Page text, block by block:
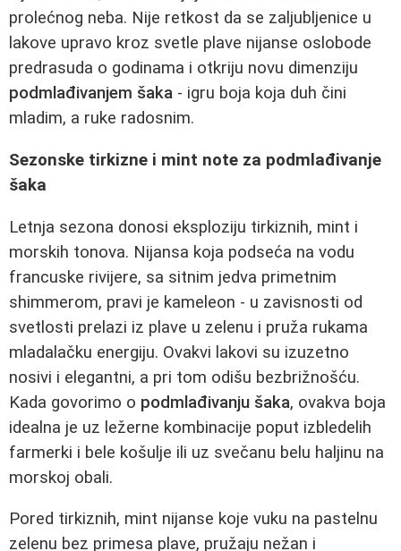
prolećnog neba. Nije retkost da se zaljubljenice u
lakove upravo kroz svetle plave nijanse oslobode
predrasuda o godinama i otkriju novu dimenziju
podmlađivanjem šaka - igru boja koja duh čini
mladim, a ruke radosnim.
Sezonske tirkizne i mint note za podmlađivanje
šaka
Letnja sezona donosi eksploziju tirkiznih, mint i
morskih tonova. Nijansa koja podseća na vodu
francuske rivijere, sa sitnim jedva primetnim
shimmerom, pravi je kameleon - u zavisnosti od
svetlosti prelazi iz plave u zelenu i pruža rukama
mladalačku energiju. Ovakvi lakovi su izuzetno
nosivi i elegantni, a pri tom odišu bezbrižnošću.
Kada govorimo o podmlađivanju šaka, ovakva boja
idealna je uz ležerne kombinacije poput izbledelih
farmerki i bele košulje ili uz svečanu belu haljinu na
morskoj obali.
Pored tirkiznih, mint nijanse koje vuku na pastelnu
zelenu bez primesa plave, pružaju nežan i